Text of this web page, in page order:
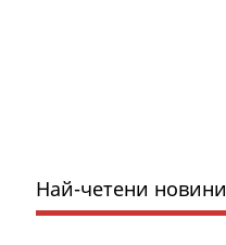
Най-четени новини